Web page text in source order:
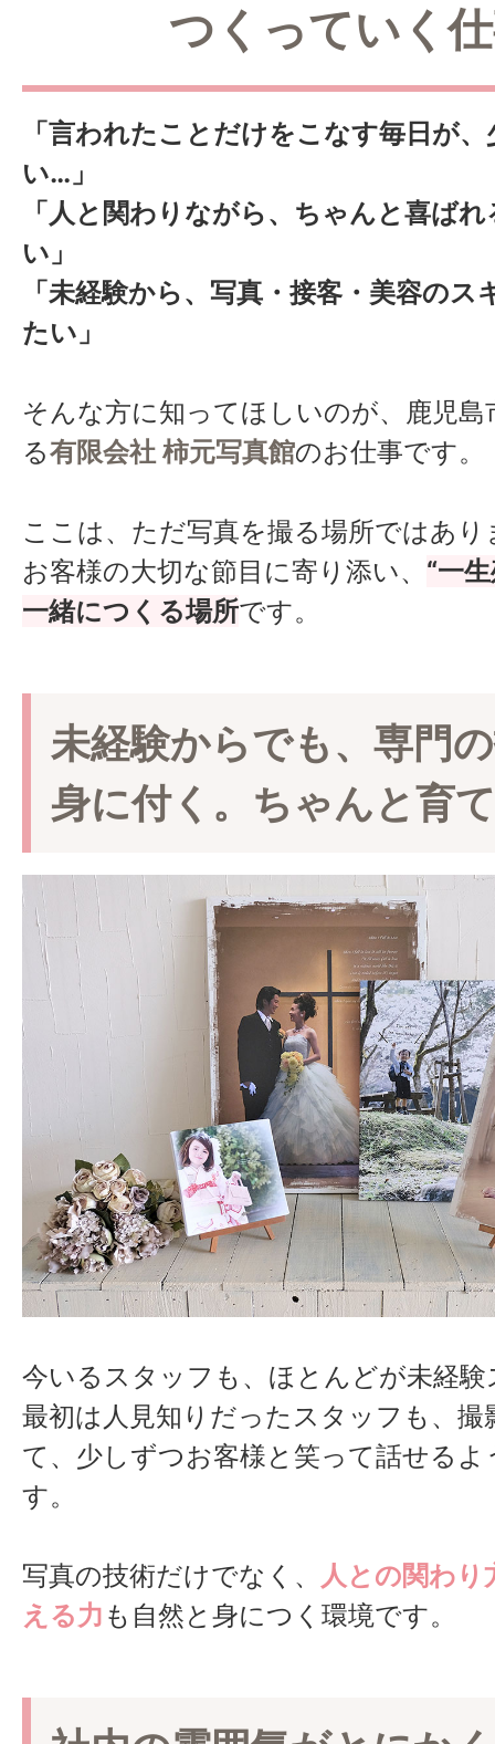
つくっていく
「言われたことだけをこなす毎日が
い…」
「人と関わりながら、ちゃんと喜ば
い」
「未経験から、写真・接客・美容の
たい」
そんな方に知ってほしいのが、鹿児島
る有限会社 柿元写真館のお仕事です。
ここは、ただ写真を撮る場所ではあり
お客様の大切な節目に寄り添い、 “一
一緒につくる場所です。
未経験からでも、専門
身に付く。ちゃんと育
今いるスタッフも、ほとんどが未経験
最初は人見知りだったスタッフも、撮
て、少しずつお客様と笑って話せる
す。
写真の技術だけでなく、
人との関わり
える力 も自然と身につく環境です。